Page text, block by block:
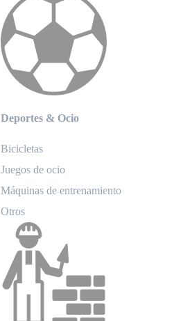
Deportes & Ocio
Bicicletas
Juegos de ocio
Máquinas de entrenamiento
Otros